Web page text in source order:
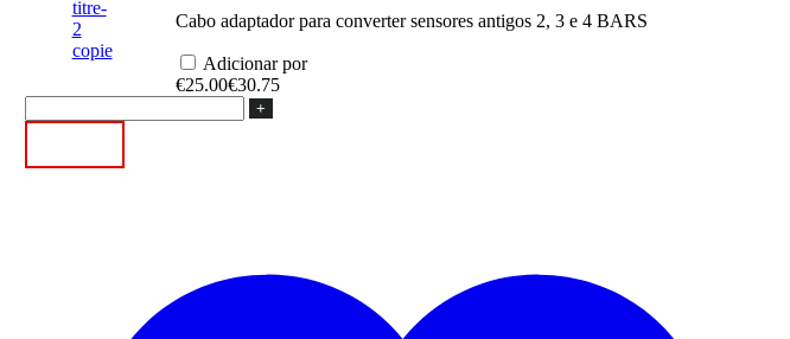
Cabo adaptador para converter sensores antigos 2, 3 e 4 BARS
Adicionar por
€25.00€30.75
MAP
BOSH
VAG
6BARS
1.9
TDI